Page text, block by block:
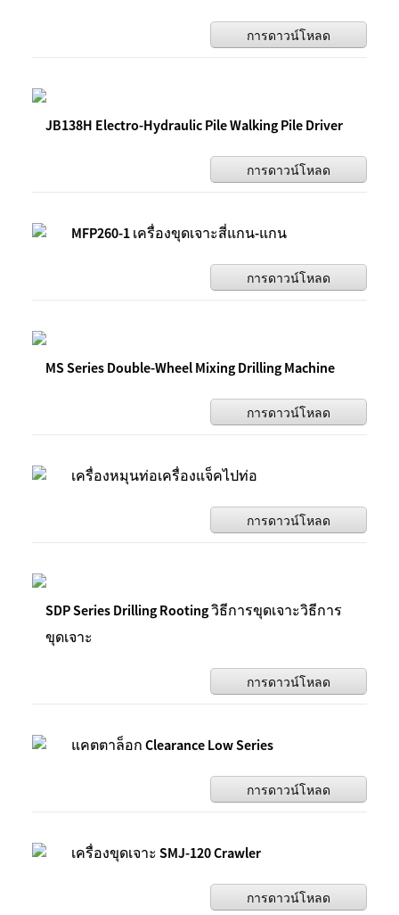
การดาวน์โหลด
JB138H Electro-Hydraulic Pile Walking Pile Driver
การดาวน์โหลด
MFP260-1 เครื่องขุดเจาะสี่แกน-แกน
การดาวน์โหลด
MS Series Double-Wheel Mixing Drilling Machine
การดาวน์โหลด
เครื่องหมุนท่อเครื่องแจ็คไปท่อ
การดาวน์โหลด
SDP Series Drilling Rooting วิธีการขุดเจาะวิธีการ
ขุดเจาะ
การดาวน์โหลด
แคตตาล็อก Clearance Low Series
การดาวน์โหลด
เครื่องขุดเจาะ SMJ-120 Crawler
การดาวน์โหลด